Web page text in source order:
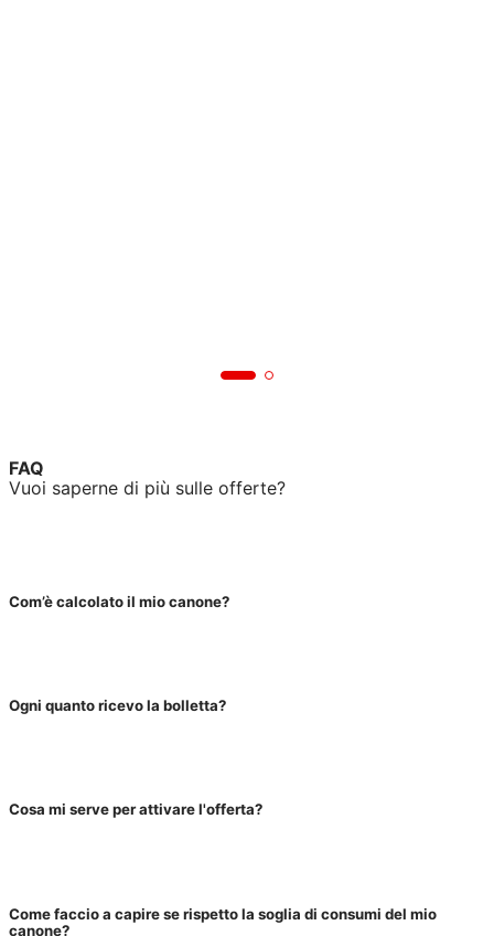
FAQ
Vuoi saperne di più sulle offerte?
Com’è calcolato il mio canone?
Ogni quanto ricevo la bolletta?
Cosa mi serve per attivare l'offerta?
Come faccio a capire se rispetto la soglia di consumi del mio
canone?